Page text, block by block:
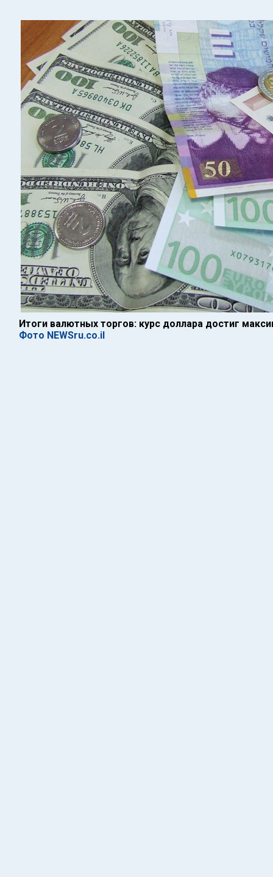
Итоги валютных торгов: курс доллара достиг
Фото NEWSru.co.il